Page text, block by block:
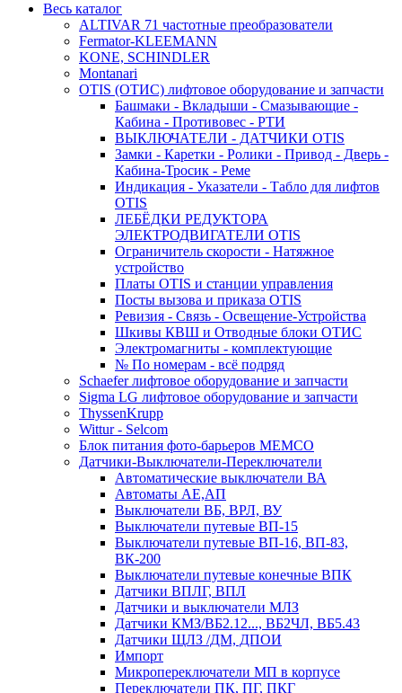
Весь каталог
ALTIVAR 71 частотные преобразователи
Fermator-KLEEMANN
KONE, SCHINDLER
Montanari
OTIS (ОТИС) лифтовое оборудование и запчасти
Башмаки - Вкладыши - Смазывающие -
Кабина - Противовес - РТИ
ВЫКЛЮЧАТЕЛИ - ДАТЧИКИ OTIS
Замки - Каретки - Ролики - Привод - Дверь -
Кабина-Тросик - Реме
Индикация - Указатели - Табло для лифтов
OTIS
ЛЕБЁДКИ РЕДУКТОРА
ЭЛЕКТРОДВИГАТЕЛИ OTIS
Ограничитель скорости - Натяжное
устройство
Платы OTIS и станции управления
Посты вызова и приказа OTIS
Ревизия - Связь - Освещение-Устройства
Шкивы КВШ и Отводные блоки ОТИС
Электромагниты - комплектующие
№ По номерам - всё подряд
Schaefer лифтовое оборудование и запчасти
Sigma LG лифтовое оборудование и запчасти
ThyssenKrupp
Wittur - Selcom
Блок питания фото-барьеров MEMCO
Датчики-Выключатели-Переключатели
Автоматические выключатели ВА
Автоматы АЕ,АП
Выключатели ВБ, ВРЛ, ВУ
Выключатели путевые ВП-15
Выключатели путевые ВП-16, ВП-83,
ВК-200
Выключатели путевые конечные ВПК
Датчики ВПЛГ, ВПЛ
Датчики и выключатели МЛЗ
Датчики КМЗ/ВБ2.12..., ВБ2ЧЛ, ВБ5.43
Датчики ЩЛЗ /ДМ, ДПОИ
Импорт
Микропереключатели МП в корпусе
Переключатели ПК, ПГ, ПКГ